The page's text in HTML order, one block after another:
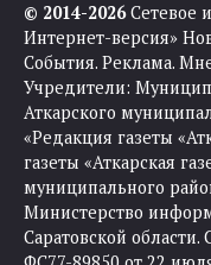
© 2014-2026Сетевое
Интернет-версия»
События. Реклама.
Учредители:
Аткарского
«Редакция газеты
газеты «Аткарская
муниципального
Министерство
Саратовской